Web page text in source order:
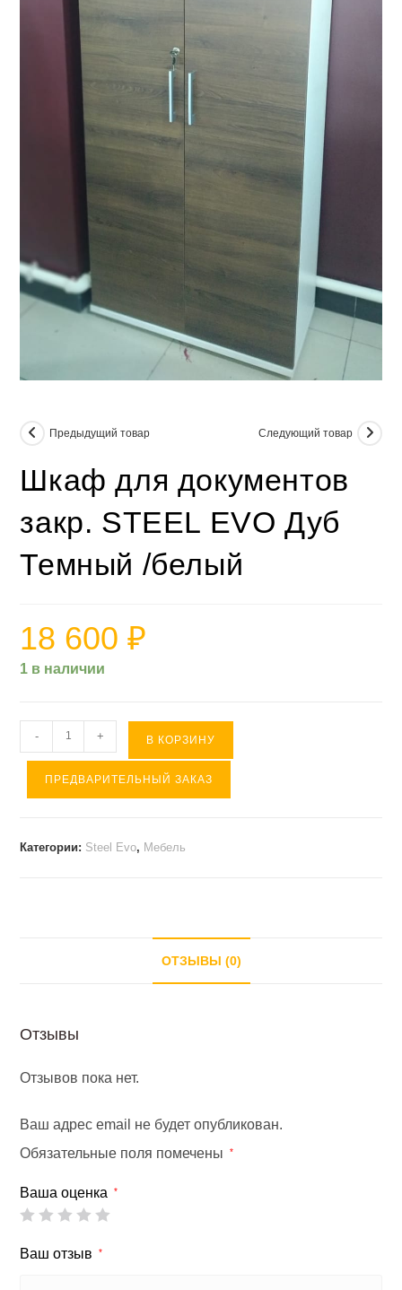
Предыдущий товар Следующий товар
Шкаф для документов
закр. STEEL EVO Дуб
Темный /белый
18 600₽
1 в наличии
Количество
товара
Шкаф
- + В КОРЗИНУ
ПРЕДВАРИТЕЛЬНЫЙ ЗАКАЗ
Категории: Steel Evo, Мебель
ОТЗЫВЫ (0)
Отзывы
Отзывов пока нет.
Ваш адрес email не будет опубликован.
Обязательные поля помечены
*
Ваша оценка *
Ваш отзыв *